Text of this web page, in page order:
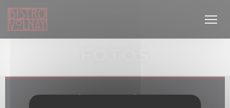
Bistro Volnay